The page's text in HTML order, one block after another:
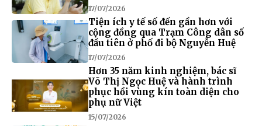
17/07/2026
Tiện ích y tế số đến gần hơn với
cộng đồng qua Trạm Công dân số
đầu tiên ở phố đi bộ Nguyễn Huệ
17/07/2026
Hơn 35 năm kinh nghiệm, bác sĩ
Võ Thị Ngọc Huệ và hành trình
phục hồi vùng kín toàn diện cho
phụ nữ Việt
15/07/2026